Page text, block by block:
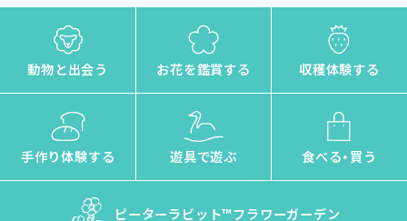
動物と出会う お花を鑑賞する 収穫体験する
手作り体験する 遊具で遊ぶ 食べる・買う
ピーターラビット™フラワーガーデン